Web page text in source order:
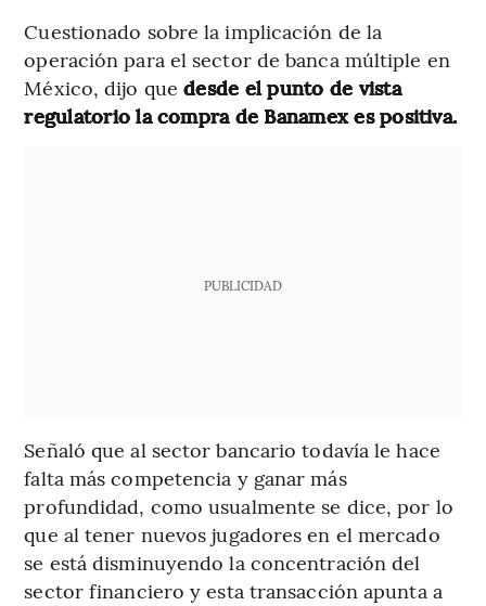
Cuestionado sobre la implicación de la
operación para el sector de banca múltiple en
México, dijo que desde el punto de vista
regulatorio la compra de Banamex es positiva.
PUBLICIDAD
Señaló que al sector bancario todavía le hace
falta más competencia y ganar más
profundidad, como usualmente se dice, por lo
que al tener nuevos jugadores en el mercado
se está disminuyendo la concentración del
sector financiero y esta transacción apunta a